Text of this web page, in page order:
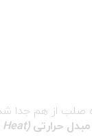
صلب از هم جدا
مبدل حرارتی (Heat